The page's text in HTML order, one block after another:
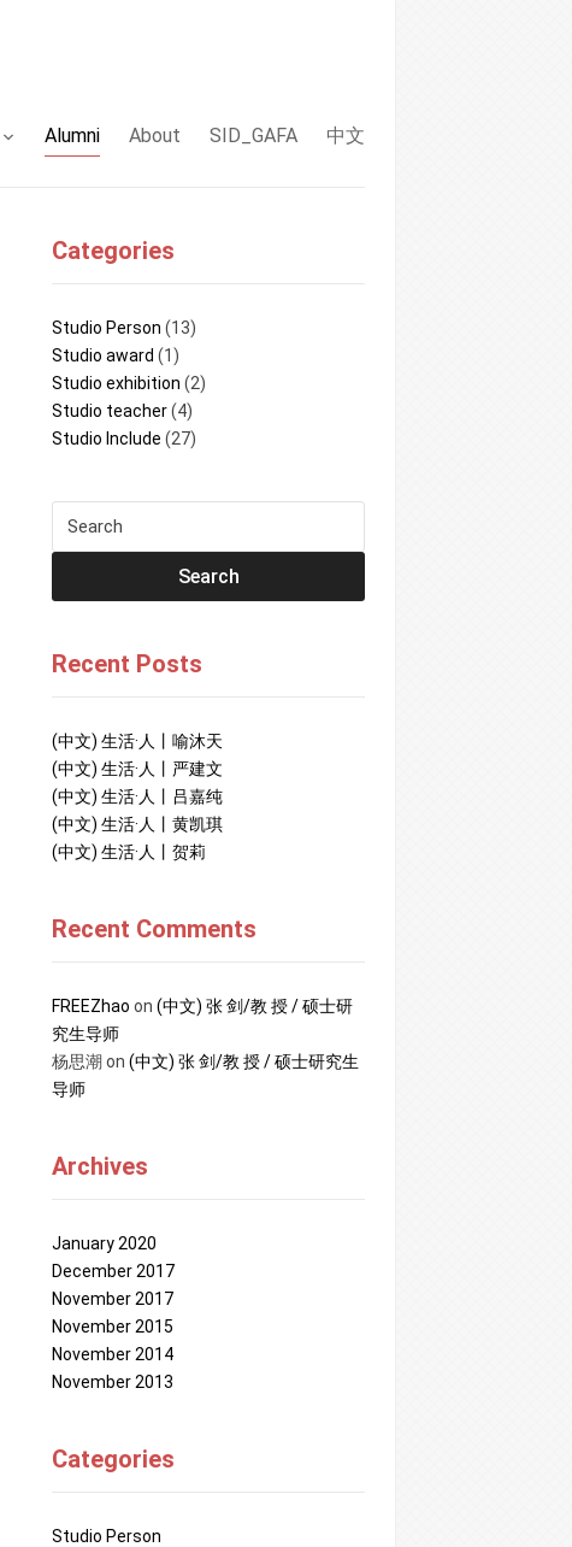
Alumni About SID_GAFA 中文
Categories
Studio Person (13)
Studio award (1)
Studio exhibition (2)
Studio teacher(4)
Studio Include (27)
Recent Posts
(中文) 生活·人丨喻沐天
(中文) 生活·人丨严建文
(中文) 生活·人丨吕嘉纯
(中文) 生活·人丨黄凯琪
(中文) 生活·人丨贺莉
Recent Comments
FREEZhao on (中文) 张 剑/教 授 / 硕士研
究生导师
杨思潮 on (中文) 张 剑/教 授 / 硕士研究生
导师
Archives
January 2020
December 2017
November 2017
November 2015
November 2014
November 2013
Categories
Studio Person